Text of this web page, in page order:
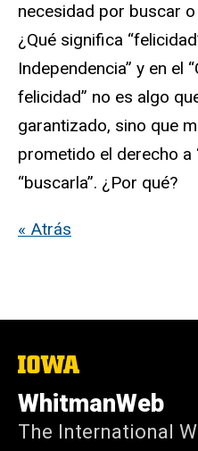
necesidad por buscar
¿Qué significa
Independencia” y en el
felicidad” no es algo
garantizado, sino que
prometido el derecho a
“buscarla”. ¿Por qué?
« Atrás
The
of
Iowa
WhitmanWeb
The International